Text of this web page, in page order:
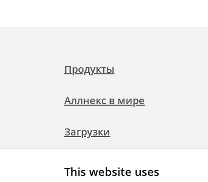
This website uses
Продукты
Аллнекс в мире
Загрузки